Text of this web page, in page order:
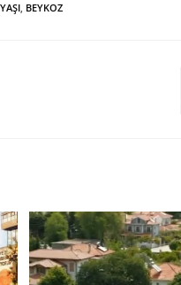
, BEYKOZ